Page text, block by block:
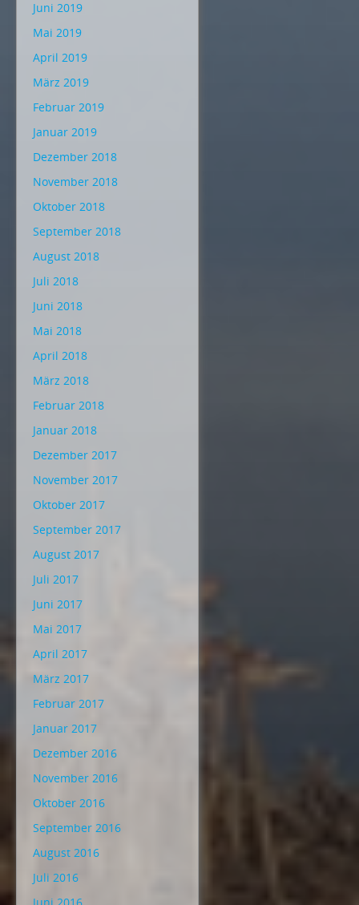
Juni 2019
Mai 2019
April 2019
März 2019
Februar 2019
Januar 2019
Dezember 2018
November 2018
Oktober 2018
September 2018
August 2018
Juli 2018
Juni 2018
Mai 2018
April 2018
März 2018
Februar 2018
Januar 2018
Dezember 2017
November 2017
Oktober 2017
September 2017
August 2017
Juli 2017
Juni 2017
Mai 2017
April 2017
März 2017
Februar 2017
Januar 2017
Dezember 2016
November 2016
Oktober 2016
September 2016
August 2016
Juli 2016